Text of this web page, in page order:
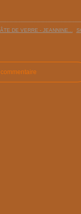
DE VERRE - JEANNINE...